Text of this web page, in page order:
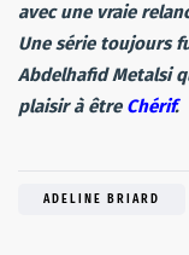
avec une vraie
Une série toujours
Abdelhafid Metalsi
plaisir à être Chérif.
ADELINE BRIARD